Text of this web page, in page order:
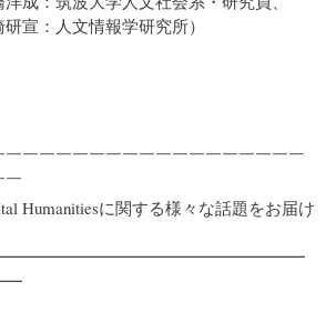
文情報学研究所）
￣￣￣￣￣￣￣￣￣￣￣￣￣￣￣￣￣
￣
Humanitiesに関する様々な話題をお届け